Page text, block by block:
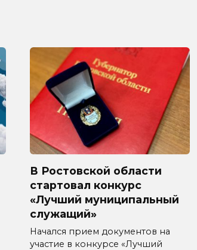
В Ростовской области
стартовал конкурс
«Лучший муниципальный
служащий»
Начался прием документов на
участие в конкурсе «Лучший